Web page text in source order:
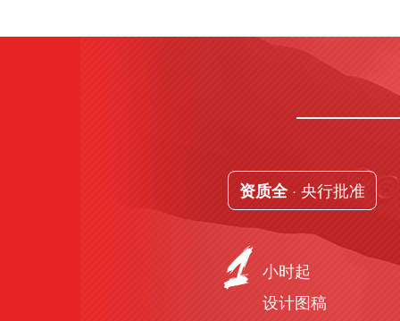
资质全· 央行批准
小时起
设计图稿